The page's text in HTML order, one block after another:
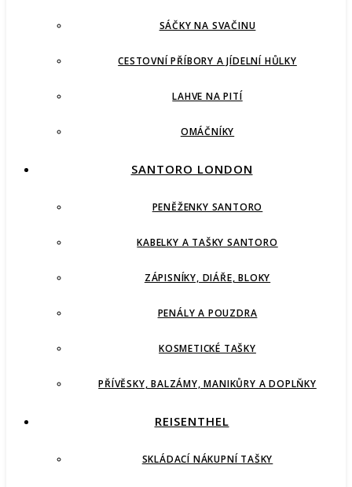
SÁČKY NA SVAČINU
CESTOVNÍ PŘÍBORY A JÍDELNÍ HŮLKY
LAHVE NA PITÍ
OMÁČNÍKY
SANTORO LONDON
PENĚŽENKY SANTORO
KABELKY A TAŠKY SANTORO
ZÁPISNÍKY, DIÁŘE, BLOKY
PENÁLY A POUZDRA
KOSMETICKÉ TAŠKY
PŘÍVĚSKY, BALZÁMY, MANIKŮRY A DOPLŇKY
REISENTHEL
SKLÁDACÍ NÁKUPNÍ TAŠKY